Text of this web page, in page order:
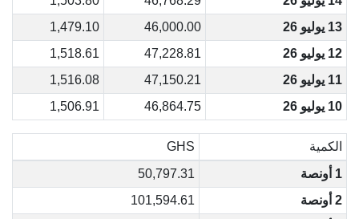
13 يوليو 26
46,000.00
1,479.10
12 يوليو 26
47,228.81
1,518.61
11 يوليو 26
47,150.21
1,516.08
10 يوليو 26
46,864.75
1,506.91
الكمية
GHS
1 أونصة
50,797.31
2 أونصة
101,594.61